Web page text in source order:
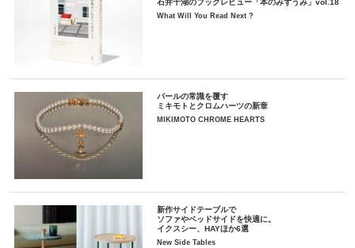
What Will You Read Next ?
パールの常識を覆す
ミキモトとクロムハーツの新章
MIKIMOTO CHROME HEARTS
新作サイドテーブルで
ソファやベッドサイドを快適に。
イクスシー、HAYほか6選
New Side Tables